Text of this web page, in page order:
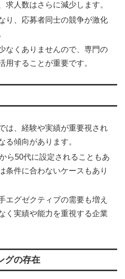
求人数はさらに減少します。
り、応募者同士の競争が激化
なくありませんので、専門の
用することが重要です。
は、経験や実績が重要視され
る傾向があります。
ら50代に設定されることもあ
条件に合わないケースもあり
エグゼクティブの需要も増え
く実績や能力を重視する企業
グの存在